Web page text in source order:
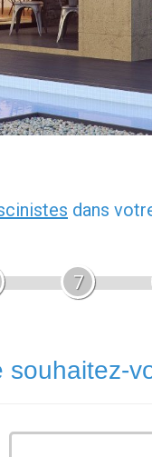
dans
7
souhaitez-